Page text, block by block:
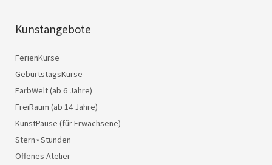
Kunstangebote
FerienKurse
GeburtstagsKurse
FarbWelt (ab 6 Jahre)
FreiRaum (ab 14 Jahre)
KunstPause (für Erwachsene)
Stern⋆Stunden
Offenes Atelier